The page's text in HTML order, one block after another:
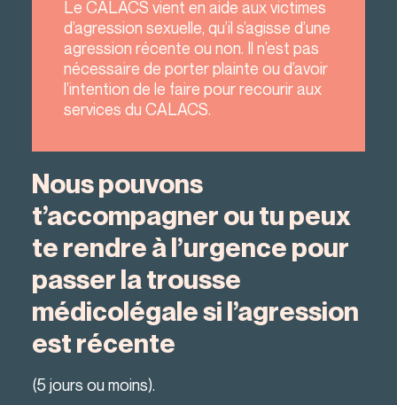
Le CALACS vient en aide aux victimes
d’agression sexuelle, qu’il s’agisse d’une
agression récente ou non. Il n’est pas
nécessaire de porter plainte ou d’avoir
l’intention de le faire pour recourir aux
services du CALACS.
Nous pouvons
t’accompagner ou tu peux
te rendre à l’urgence pour
passer la trousse
médicolégale si l’agression
est récente
(5 jours ou moins).